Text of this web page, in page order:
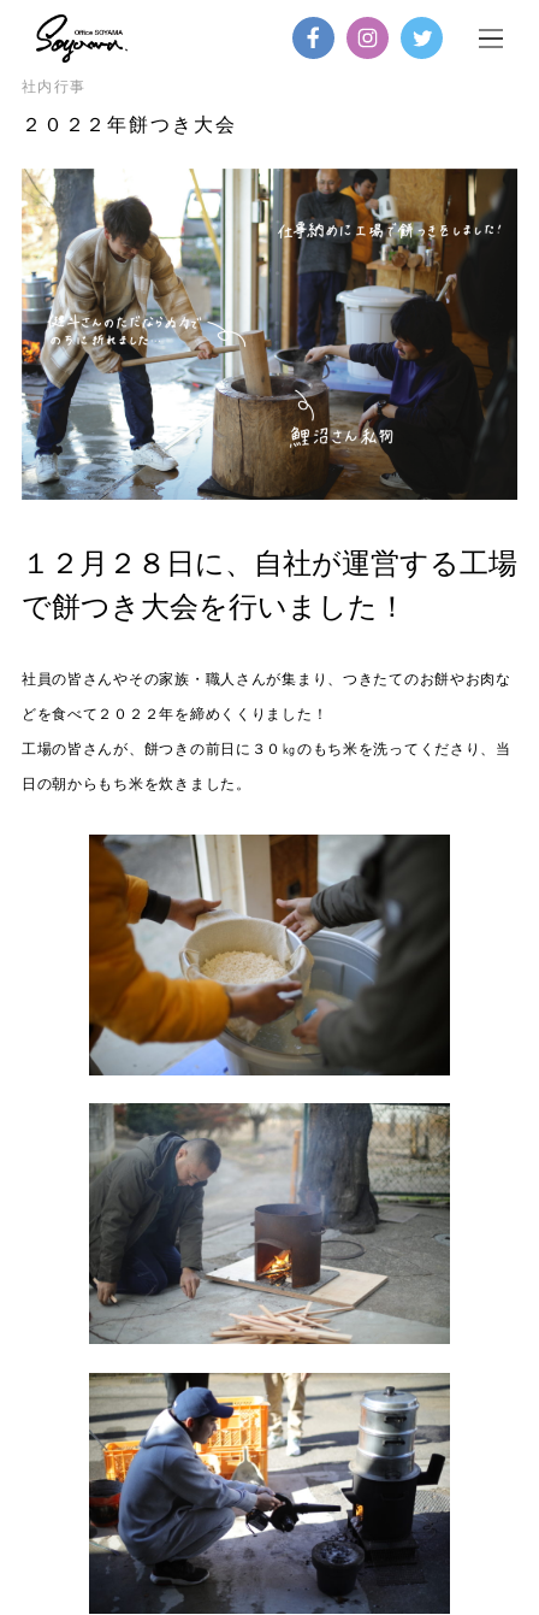
社内行事
２０２２年餅つき大会
１２月２８日に、自社が運営する工場
で餅つき大会を行いました！
社員の皆さんやその家族・職人さんが集まり、つきたてのお餅やお肉な
どを食べて２０２２年を締めくくりました！
工場の皆さんが、餅つきの前日に３０㎏のもち米を洗ってくださり、当
日の朝からもち米を炊きました。